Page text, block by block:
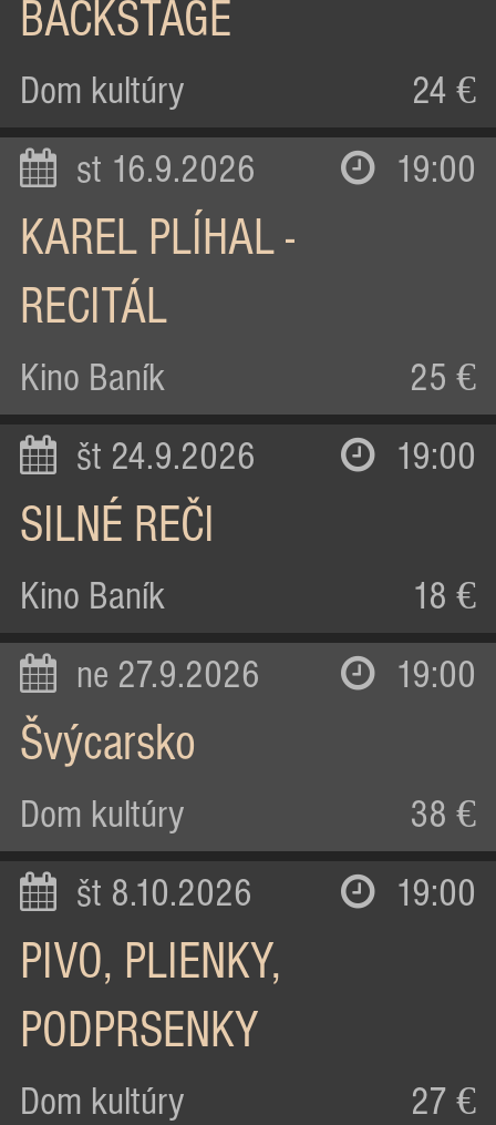
BACKSTAGE
Dom kultúry 24 €
st 16.9.2026 19:00
KAREL PLÍHAL -
RECITÁL
Kino Baník 25 €
št 24.9.2026 19:00
SILNÉ REČI
Kino Baník 18 €
ne 27.9.2026 19:00
Švýcarsko
Dom kultúry 38 €
št 8.10.2026 19:00
PIVO, PLIENKY,
PODPRSENKY
Dom kultúry 27 €